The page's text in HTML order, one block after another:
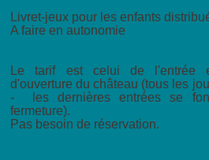
Livret-jeux pour les enfants
A faire en autonomie
Le tarif est celui de l'entrée
d'ouverture du château (tous les
- les dernières entrées se
fermeture).
Pas besoin de réservation.